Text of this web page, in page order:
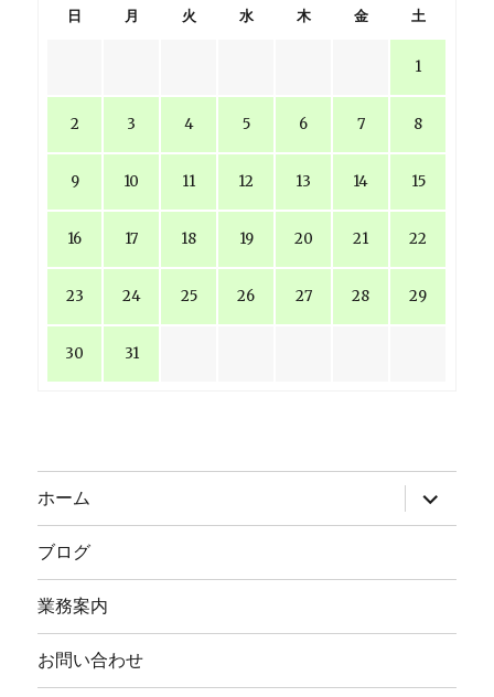
日 月 火 水 木 金 土
1
2 3 4 5 6 7 8
9 10 11 12 13 14 15
16 17 18 19 20 21 22
23 24 25 26 27 28 29
30 31
ホーム
サ
ブ
メ
ー
開
ブログ
業務案内
お問い合わせ